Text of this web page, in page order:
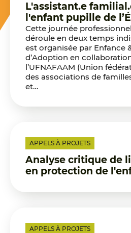
L'assistant.e
l'enfant pupille de
Cette journée
déroule en deux temps
est organisée par Enfance
d’Adoption en
l’UFNAFAAM (Union
des associations de
et…
APPELS À PROJETS
Analyse critique de
en protection de
APPELS À PROJETS